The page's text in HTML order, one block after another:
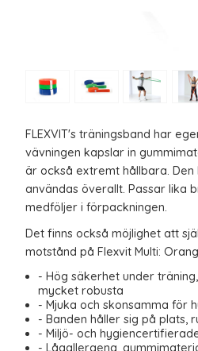
FLEXVIT's träningsband har
vävningen kapslar in
är också extremt hållbara.
användas överallt. Passar lika
medföljer i förpackningen.
Det finns också möjlighet att
motstånd på Flexvit Multi:
- Hög säkerhet under
mycket robusta
- Mjuka och skonsamma för
- Banden håller sig på plats,
- Miljö- och
- Lågallergena,